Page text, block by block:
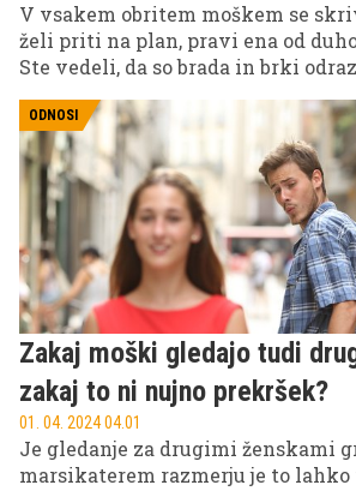
V vsakem obritem moškem se
želi priti na plan, pravi ena od
Ste vedeli, da so brada in brki
Stil in (ne)urejenost vašega
pomembno in nezavedno vpliva na
dojemajo drugi – vključno z
moškostjo in privlačnostjo. Kaj
ugotovitve in kaj oblika brade
preverite v tokratnem prispevku.
ODNOSI
Zakaj moški gledajo tudi
zakaj to ni nujno prekršek?
01. 04. 2024 04.01
Je gledanje za drugimi ženskami
marsikaterem razmerju je to